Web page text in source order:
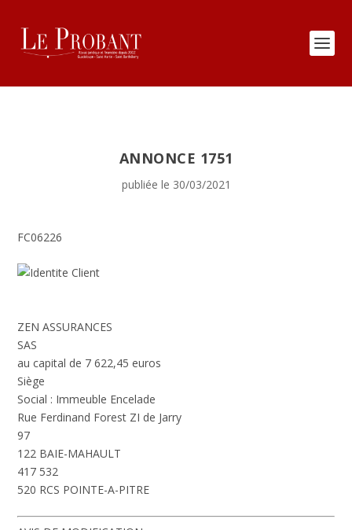
ANNONCE 1751
publiée le 30/03/2021
FC06226
ZEN ASSURANCES
SAS
au capital de 7 622,45 euros
Siège
Social : Immeuble Encelade
Rue Ferdinand Forest ZI de Jarry
97
122 BAIE-MAHAULT
417 532
520 RCS POINTE-A-PITRE